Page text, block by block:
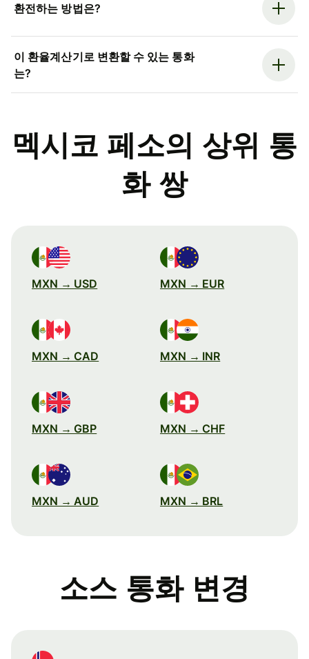
환전하는 방법은?
이 환율계산기로 변환할 수 있는 통화
는?
멕시코 페소의 상위 통
화 쌍
MXN → USD MXN → EUR
MXN → CAD MXN → INR
MXN → GBP MXN → CHF
MXN → AUD MXN → BRL
소스 통화 변경